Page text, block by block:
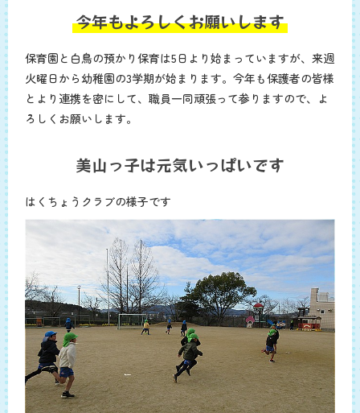
今年もよろしくお願いします
保育園と白鳥の預かり保育は5日より始まっていますが、来週
火曜日から幼稚園の3学期が始まります。今年も保護者の皆様
とより連携を密にして、職員一同頑張って参りますので、よ
ろしくお願いします。
美山っ子は元気いっぱいです
はくちょうクラブの様子です